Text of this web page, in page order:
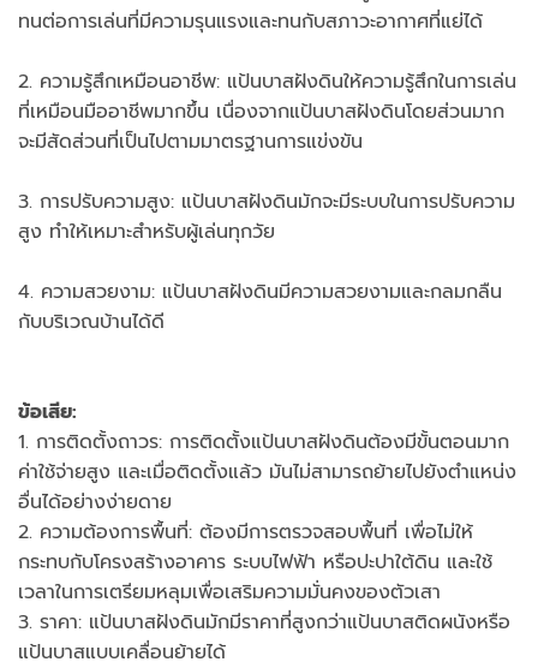
ทนต่อการเล่นที่มีความรุนแรงและทนกับสภาวะอากาศที่แย่ได้
2. ความรู้สึกเหมือนอาชีพ: แป้นบาสฝังดินให้ความรู้สึกในการเล่น
ที่เหมือนมืออาชีพมากขึ้น เนื่องจากแป้นบาสฝังดินโดยส่วนมาก
จะมีสัดส่วนที่เป็นไปตามมาตรฐานการแข่งขัน
3. การปรับความสูง: แป้นบาสฝังดินมักจะมีระบบในการปรับความ
สูง ทำให้เหมาะสำหรับผู้เล่นทุกวัย
4. ความสวยงาม: แป้นบาสฝังดินมีความสวยงามและกลมกลืน
กับบริเวณบ้านได้ดี
ข้อเสีย:
1. การติดตั้งถาวร: การติดตั้งแป้นบาสฝังดินต้องมีขั้นตอนมาก
ค่าใช้จ่ายสูง และเมื่อติดตั้งแล้ว มันไม่สามารถย้ายไปยังตำแหน่ง
อื่นได้อย่างง่ายดาย
2. ความต้องการพื้นที่: ต้องมีการตรวจสอบพื้นที่ เพื่อไม่ให้
กระทบกับโครงสร้างอาคาร ระบบไฟฟ้า หรือปะปาใต้ดิน และใช้
เวลาในการเตรียมหลุมเพื่อเสริมความมั่นคงของตัวเสา
3. ราคา: แป้นบาสฝังดินมักมีราคาที่สูงกว่าแป้นบาสติดผนังหรือ
แป้นบาสแบบเคลื่อนย้ายได้